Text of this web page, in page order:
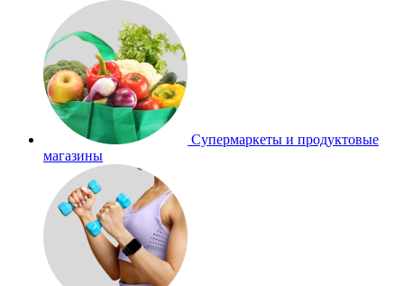
Супермаркеты и продуктовые
магазины